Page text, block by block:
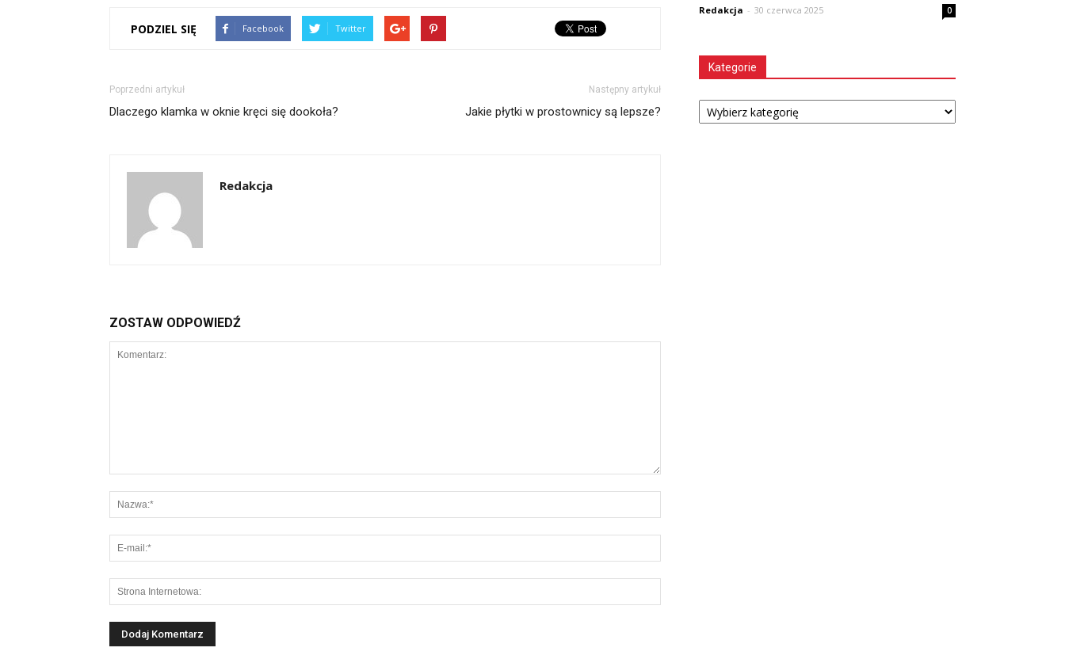
PODZIEL SIĘ Facebook Twitter
Poprzedni artykuł
Dlaczego klamka w oknie kręci się dookoła?
Następny artykuł
Jakie płytki w prostownicy są lepsze?
Redakcja
ZOSTAW ODPOWIEDŹ
Redakcja - 30 czerwca 2025 0
Kategorie
Kategorie